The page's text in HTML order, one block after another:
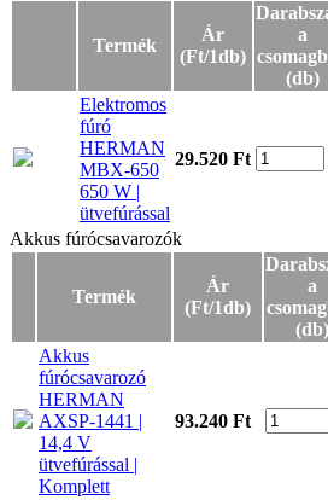
Termék
Ár
(Ft/1db)
a
(db)
Elektromos
fúró
HERMAN
MBX-650
650 W |
ütvefúrással
29.520 Ft
Akkus fúrócsavarozók
Akkus fúrócsavarozók
Termék
Ár
(Ft/1db)
a
(db)
Akkus
fúrócsavarozó
HERMAN
AXSP-1441 |
14,4 V
ütvefúrással |
Komplett
93.240 Ft